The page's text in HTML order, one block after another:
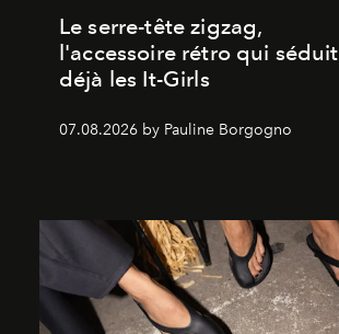
Le serre-tête zigzag,
l'accessoire rétro qui séduit
déjà les It-Girls
07.08.2026 by Pauline Borgogno